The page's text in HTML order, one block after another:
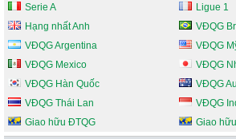
Serie A
Ligue 1
Hạng nhất Anh
VĐQG
VĐQG Argentina
VĐQG
VĐQG Mexico
VĐQG
VĐQG Hàn Quốc
VĐQG
VĐQG Thái Lan
VĐQG
Giao hữu ĐTQG
Giao